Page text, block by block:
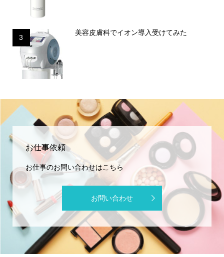
3
美容皮膚科でイオン導入受けてみた
お仕事依頼
お仕事のお問い合わせはこちら
お問い合わせ